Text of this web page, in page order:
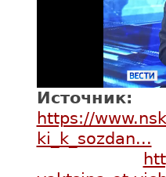
Источник:
https://
ki_k_sozdan...